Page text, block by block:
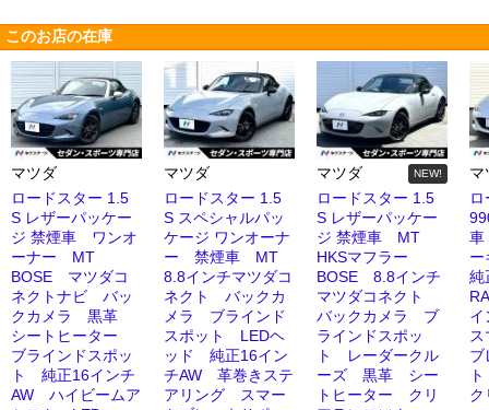
このお店の在庫
マツダ
ロードスター 1.5
S レザーパッケー
ジ 禁煙車 ワンオ
ーナー MT
BOSE マツダコ
ネクトナビ バッ
クカメラ 黒革
シートヒーター
ブラインドスポッ
ト 純正16インチ
AW ハイビームア
マツダ
ロードスター 1.5
S スペシャルパッ
ケージ ワンオーナ
ー 禁煙車 MT
8.8インチマツダコ
ネクト バックカ
メラ ブラインド
スポット LEDヘ
ッド 純正16イン
チAW 革巻きステ
アリング スマー
マツダ NEW!
ロードスター 1.5
S レザーパッケー
ジ 禁煙車 MT
HKSマフラー
BOSE 8.8インチ
マツダコネクト
バックカメラ ブ
ラインドスポッ
ト レーダークル
ーズ 黒革 シー
トヒーター クリ
マ
純
ブ
ク